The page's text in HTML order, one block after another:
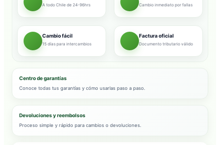
A todo Chile de 24-96hrs Cambio inmediato por fallas
Cambio fácil
15 días para intercambios
Factura oficial
Documento tributario válido
Centro de garantías
Conoce todas tus garantías y cómo usarlas paso a paso.
Devoluciones y reembolsos
Proceso simple y rápido para cambios o devoluciones.